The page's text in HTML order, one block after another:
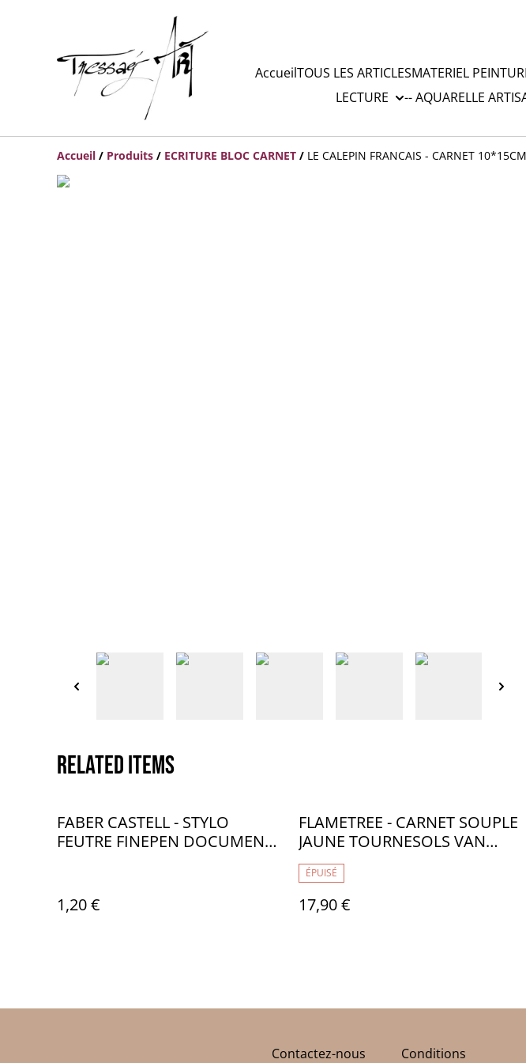
AccueilTOUS LES ARTICLESMATERIEL
LECTURE
-- AQUARELLE
Accueil / Produits / ECRITURE BLOC CARNET / LE CALEPIN FRANCAIS - CARNET
Related items
FABER CASTELL - STYLO
FEUTRE FINEPEN DOCUMENT
1,20 €
FLAMETREE - CARNET SOUPLE
JAUNE TOURNESOLS VAN
GOGH - TB002
ÉPUISÉ
17,90 €
Contactez-nous Conditions